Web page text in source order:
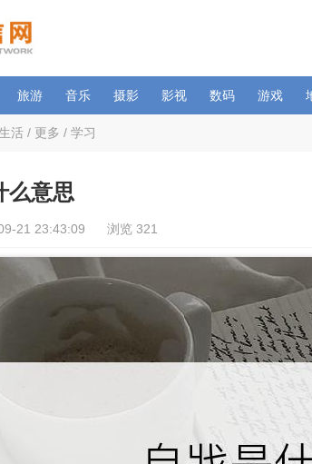
旅游 音乐 摄影 影视 数码 游戏
活 / 更多 / 学习
么意思
21 23:43:09 浏览 321